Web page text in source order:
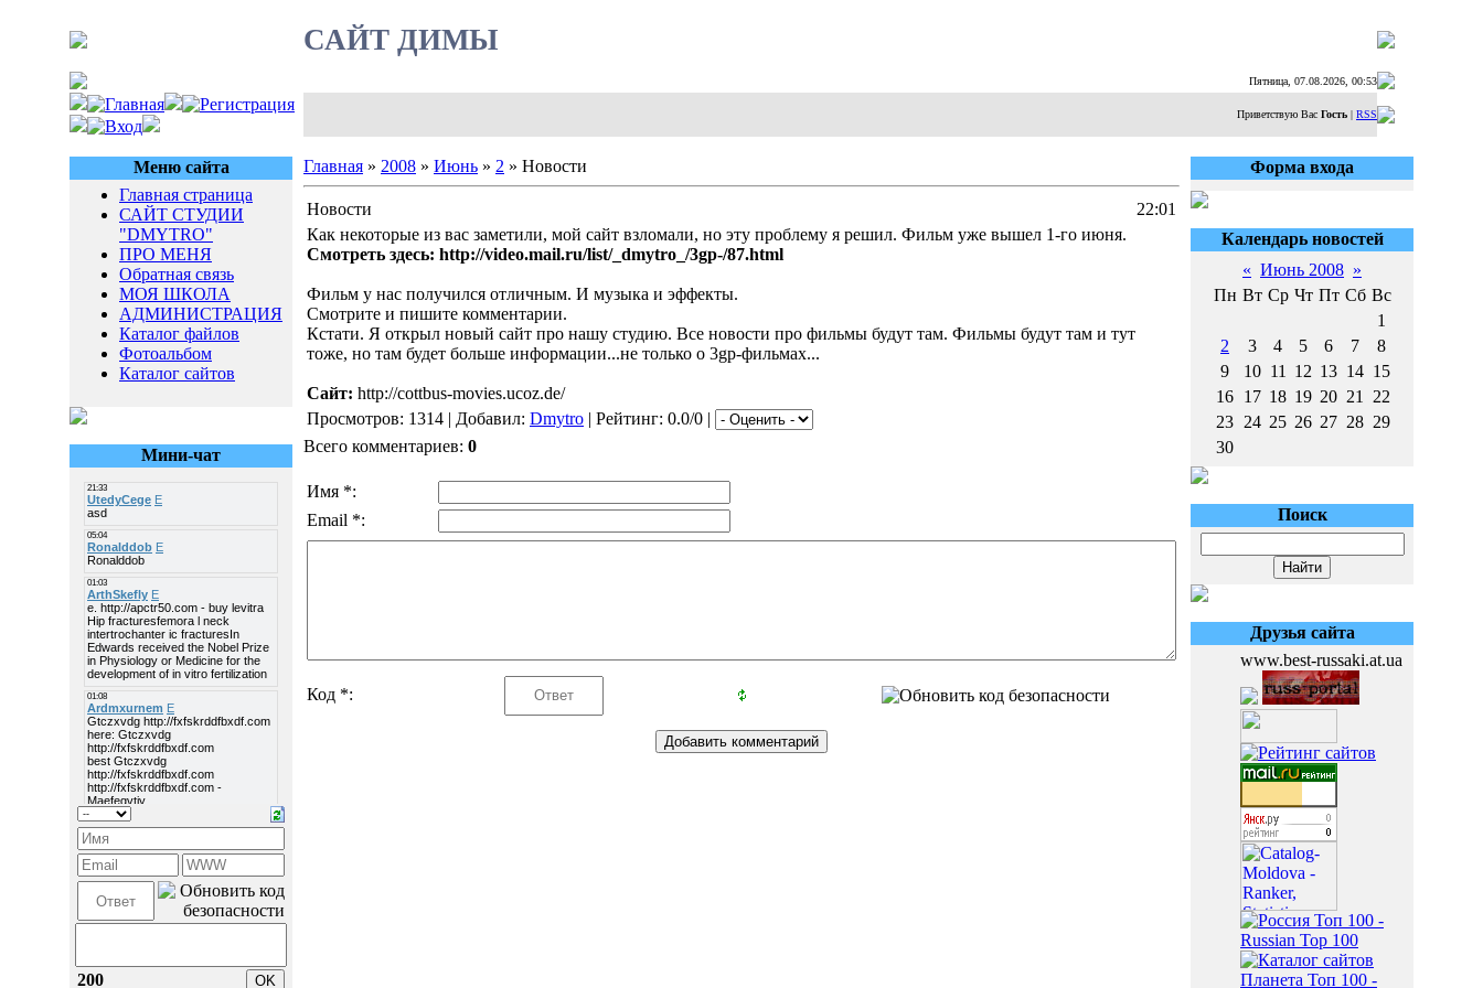
САЙТ ДИМЫ
Пятница, 07.08.2026, 00:53
Приветствую Вас Гость | RSS
Меню сайта
Главная страница
САЙТ СТУДИИ
"DMYTRO"
ПРО МЕНЯ
Обратная связь
МОЯ ШКОЛА
АДМИНИСТРАЦИЯ
Каталог файлов
Фотоальбом
Каталог сайтов
Мини-чат
200
Главная » 2008 » Июнь » 2 » Новости
Новости
22:01
Как некоторые из вас заметили, мой сайт взломали, но эту проблему я решил. Фильм уже вышел 1-го июня.
Смотреть здесь: http://video.mail.ru/list/_dmytro_/3gp-/87.html
Фильм у нас получился отличным. И музыка и эффекты.
Смотрите и пишите комментарии.
Кстати. Я открыл новый сайт про нашу студию. Все новости про фильмы будут там. Фильмы будут там и тут
тоже, но там будет больше информации...не только о 3gp-фильмах...
Сайт: http://cottbus-movies.ucoz.de/
Просмотров: 1314 | Добавил: Dmytro | Рейтинг: 0.0/0 |
Всего комментариев: 0
Имя *:
Email *:
Код *:
Форма входа
Календарь новостей
« Июнь 2008 »
Пн Вт Ср Чт Пт Сб Вс
1
2
3 4 5 6 7
8
9
10 11 12 13 14 15
16 17 18 19 20 21
22
23 24 25 26 27 28 29
30
Поиск
Друзья сайта
www.best-russaki.at.ua